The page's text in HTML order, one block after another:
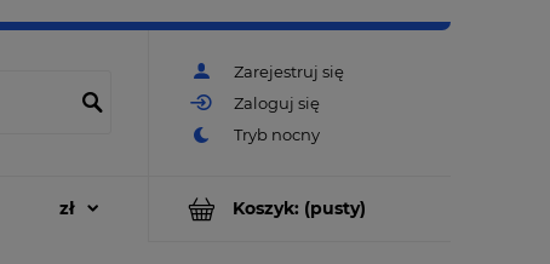
Zarejestruj się
Zaloguj się
Koszyk: (pusty)